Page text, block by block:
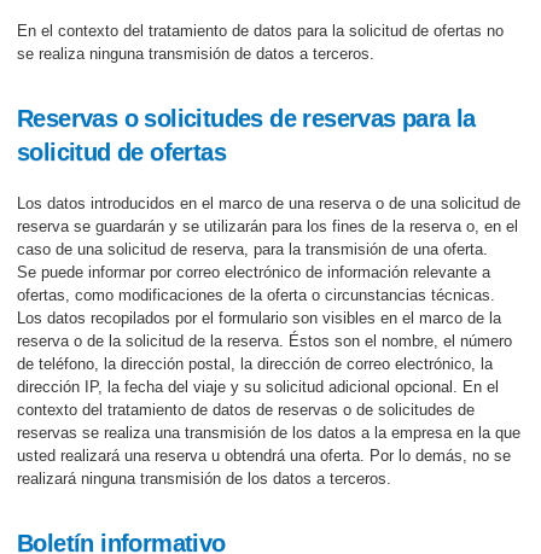
En el contexto del tratamiento de datos para la solicitud de ofertas no
se realiza ninguna transmisión de datos a terceros.
Reservas o solicitudes de reservas para la
solicitud de ofertas
Los datos introducidos en el marco de una reserva o de una solicitud de
reserva se guardarán y se utilizarán para los fines de la reserva o, en el
caso de una solicitud de reserva, para la transmisión de una oferta.
Se puede informar por correo electrónico de información relevante a
ofertas, como modificaciones de la oferta o circunstancias técnicas.
Los datos recopilados por el formulario son visibles en el marco de la
reserva o de la solicitud de la reserva. Éstos son el nombre, el número
de teléfono, la dirección postal, la dirección de correo electrónico, la
dirección IP, la fecha del viaje y su solicitud adicional opcional. En el
contexto del tratamiento de datos de reservas o de solicitudes de
reservas se realiza una transmisión de los datos a la empresa en la que
usted realizará una reserva u obtendrá una oferta. Por lo demás, no se
realizará ninguna transmisión de los datos a terceros.
Boletín informativo